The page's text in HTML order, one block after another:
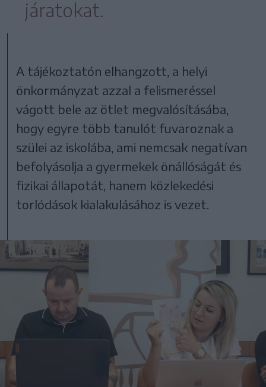
járatokat.
A tájékoztatón elhangzott, a helyi
önkormányzat azzal a felismeréssel
vágott bele az ötlet megvalósításába,
hogy egyre több tanulót fuvaroznak a
szülei az iskolába, ami nemcsak negatívan
befolyásolja a gyermekek önállóságát és
fizikai állapotát, hanem közlekedési
torlódások kialakulásához is vezet.